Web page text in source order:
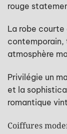
rouge
La robe
atmosphère
Privilégie un
et la
romantique
Coiffures